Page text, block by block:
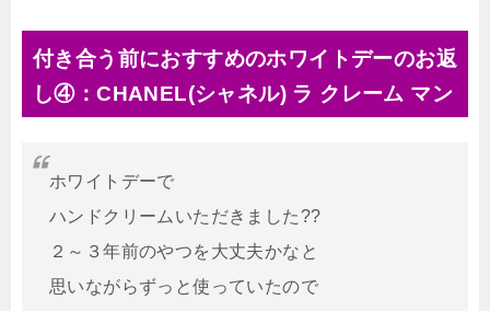
付き合う前におすすめのホワイトデーのお返
し④：CHANEL(シャネル) ラ クレーム マン
ホワイトデーで
ハンドクリームいただきました??
２～３年前のやつを大丈夫かなと
思いながらずっと使っていたので